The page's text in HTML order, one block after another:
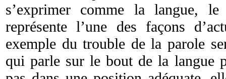
s’exprimer comme la langue,
représente l’une des façons
exemple du trouble de la parole
qui parle sur le bout de la langue